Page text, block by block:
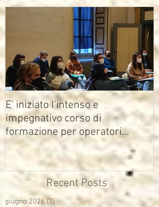
E' iniziato l'intenso e
impegnativo corso di
formazione per operatori
multimediali Avisco
Recent Posts
giugno 2026 (7)7 post